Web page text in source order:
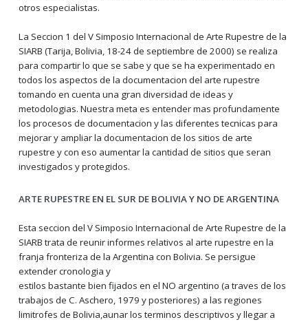
otros especialistas.
La Seccion 1 del V Simposio Internacional de Arte Rupestre de la
SIARB (Tarija, Bolivia, 18-24 de septiembre de 2000) se realiza
para compartir lo que se sabe y que se ha experimentado en
todos los aspectos de la documentacion del arte rupestre
tomando en cuenta una gran diversidad de ideas y
metodologias. Nuestra meta es entender mas profundamente
los procesos de documentacion y las diferentes tecnicas para
mejorar y ampliar la documentacion de los sitios de arte
rupestre y con eso aumentar la cantidad de sitios que seran
investigados y protegidos.
ARTE RUPESTRE EN EL SUR DE BOLIVIA Y NO DE ARGENTINA
Esta seccion del V Simposio Internacional de Arte Rupestre de la
SIARB trata de reunir informes relativos al arte rupestre en la
franja fronteriza de la Argentina con Bolivia. Se persigue
extender cronologia y
estilos bastante bien fijados en el NO argentino (a traves de los
trabajos de C. Aschero, 1979 y posteriores) a las regiones
limitrofes de Bolivia,aunar los terminos descriptivos y llegar a